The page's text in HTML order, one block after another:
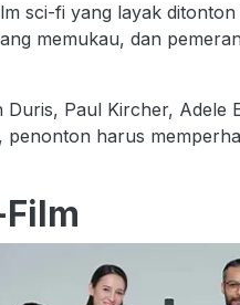
sci-fi yang layak
memukau, dan
Paul Kircher, Adele
harus